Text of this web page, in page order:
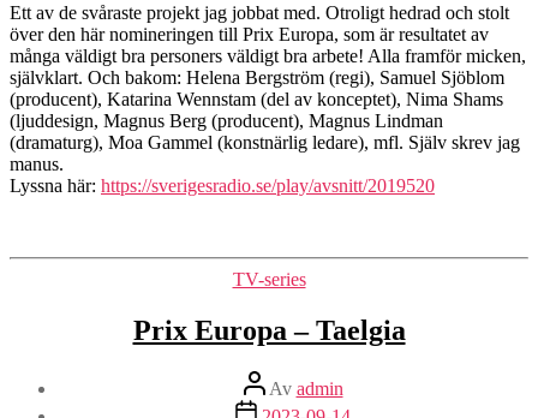
Ett av de svåraste projekt jag jobbat med. Otroligt hedrad och stolt
över den här nomineringen till Prix Europa, som är resultatet av
många väldigt bra personers väldigt bra arbete! Alla framför micken,
självklart. Och bakom: Helena Bergström (regi), Samuel Sjöblom
(producent), Katarina Wennstam (del av konceptet), Nima Shams
(ljuddesign, Magnus Berg (producent), Magnus Lindman
(dramaturg), Moa Gammel (konstnärlig ledare), mfl. Själv skrev jag
manus.
Lyssna här: https://sverigesradio.se/play/avsnitt/2019520
Kategorier
TV-series
Prix Europa – Taelgia
Inläggsförfattare
Av admin
Inläggsdatum